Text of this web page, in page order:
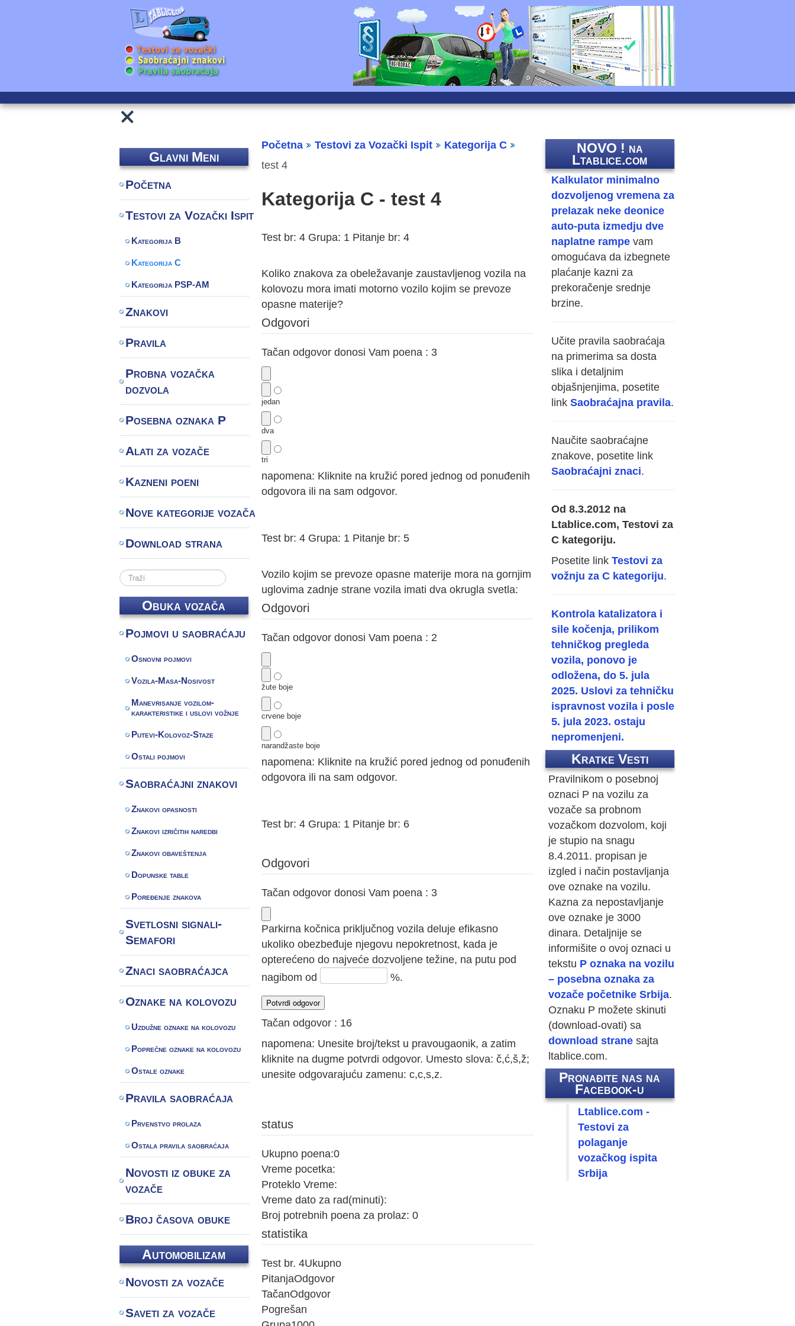
Glavni Meni
Početna
Testovi za Vozački Ispit
Kategorija B
Kategorija C
Kategorija PSP-AM
Znakovi
Pravila
Probna vozačka
dozvola
Posebna oznaka P
Alati za vozače
Kazneni poeni
Nove kategorije vozača
Download strana
Search
...
Obuka vozača
Pojmovi u saobraćaju
Osnovni pojmovi
Vozila-Masa-Nosivost
Manevrisanje vozilom-
karakteristike i uslovi vožnje
Putevi-Kolovoz-Staze
Ostali pojmovi
Saobraćajni znakovi
Znakovi opasnosti
Znakovi izričitih naredbi
Znakovi obaveštenja
Dopunske table
Poređenje znakova
Svetlosni signali-
Semafori
Znaci saobraćajca
Oznake na kolovozu
Uzdužne oznake na kolovozu
Poprečne oznake na kolovozu
Ostale oznake
Pravila saobraćaja
Prvenstvo prolaza
Ostala pravila saobraćaja
Novosti iz obuke za
vozače
Broj časova obuke
Automobilizam
Novosti za vozače
Saveti za vozače
Početna Testovi za Vozački Ispit
Kategorija C
test 4
Kategorija C - test 4
Test br: 4 Grupa: 1 Pitanje br: 4
Koliko znakova za obeležavanje zaustavljenog vozila na
kolovozu mora imati motorno vozilo kojim se prevoze
opasne materije?
Odgovori
Tačan odgovor donosi Vam poena : 3
jedan
dva
tri
napomena: Kliknite na kružić pored jednog od ponuđenih
odgovora ili na sam odgovor.
Test br: 4 Grupa: 1 Pitanje br: 5
Vozilo kojim se prevoze opasne materije mora na gornjim
uglovima zadnje strane vozila imati dva okrugla svetla:
Odgovori
Tačan odgovor donosi Vam poena : 2
žute boje
crvene boje
narandžaste boje
napomena: Kliknite na kružić pored jednog od ponuđenih
odgovora ili na sam odgovor.
Test br: 4 Grupa: 1 Pitanje br: 6
Odgovori
Tačan odgovor donosi Vam poena : 3
Parkirna kočnica priključnog vozila deluje efikasno
ukoliko obezbeđuje njegovu nepokretnost, kada je
opterećeno do najveće dozvoljene težine, na putu pod
nagibom od
%.
Tačan odgovor : 16
napomena: Unesite broj/tekst u pravougaonik, a zatim
kliknite na dugme potvrdi odgovor. Umesto slova: č,ć,š,ž;
unesite odgovarajuću zamenu: c,c,s,z.
status
Ukupno poena:0
Vreme pocetka:
Proteklo Vreme:
Vreme dato za rad(minuti):
Broj potrebnih poena za prolaz: 0
statistika
Test br. 4Ukupno
PitanjaOdgovor
TačanOdgovor
Pogrešan
NOVO ! na
Ltablice.com
Kalkulator minimalno
dozvoljenog vremena za
prelazak neke deonice
auto-puta izmedju dve
naplatne rampe vam
omogućava da izbegnete
plaćanje kazni za
prekoračenje srednje
brzine.
Učite pravila saobraćaja
na primerima sa dosta
slika i detaljnim
objašnjenjima, posetite
link Saobraćajna pravila.
Naučite saobraćajne
znakove, posetite link
Saobraćajni znaci.
Od 8.3.2012 na
Ltablice.com, Testovi za
C kategoriju.
Posetite link Testovi za
vožnju za C kategoriju.
Kontrola katalizatora i
sile kočenja, prilikom
tehničkog pregleda
vozila, ponovo je
odložena, do 5. jula
2025. Uslovi za tehničku
ispravnost vozila i posle
5. jula 2023. ostaju
nepromenjeni.
Kratke Vesti
Pravilnikom o posebnoj
oznaci P na vozilu za
vozače sa probnom
vozačkom dozvolom, koji
je stupio na snagu
8.4.2011. propisan je
izgled i način postavljanja
ove oznake na vozilu.
Kazna za nepostavljanje
ove oznake je 3000
dinara. Detaljnije se
informišite o ovoj oznaci u
tekstu P oznaka na vozilu
– posebna oznaka za
vozače početnike Srbija.
Oznaku P možete skinuti
(download-ovati) sa
download strane sajta
ltablice.com.
Pronađite nas na
Facebook-u
Ltablice.com -
Testovi za
polaganje
vozačkog ispita
Srbija